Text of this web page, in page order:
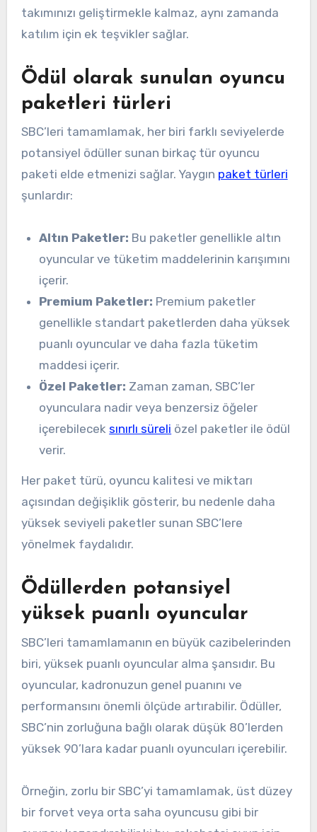
takımınızı geliştirmekle kalmaz, aynı zamanda
katılım için ek teşvikler sağlar.
Ödül olarak sunulan oyuncu
paketleri türleri
SBC’leri tamamlamak, her biri farklı seviyelerde
potansiyel ödüller sunan birkaç tür oyuncu
paketi elde etmenizi sağlar. Yaygın paket türleri
şunlardır:
Altın Paketler: Bu paketler genellikle altın
oyuncular ve tüketim maddelerinin karışımını
içerir.
Premium Paketler: Premium paketler
genellikle standart paketlerden daha yüksek
puanlı oyuncular ve daha fazla tüketim
maddesi içerir.
Özel Paketler: Zaman zaman, SBC’ler
oyunculara nadir veya benzersiz öğeler
içerebilecek sınırlı süreli özel paketler ile ödül
verir.
Her paket türü, oyuncu kalitesi ve miktarı
açısından değişiklik gösterir, bu nedenle daha
yüksek seviyeli paketler sunan SBC’lere
yönelmek faydalıdır.
Ödüllerden potansiyel
yüksek puanlı oyuncular
SBC’leri tamamlamanın en büyük cazibelerinden
biri, yüksek puanlı oyuncular alma şansıdır. Bu
oyuncular, kadronuzun genel puanını ve
performansını önemli ölçüde artırabilir. Ödüller,
SBC’nin zorluğuna bağlı olarak düşük 80’lerden
yüksek 90’lara kadar puanlı oyuncuları içerebilir.
Örneğin, zorlu bir SBC’yi tamamlamak, üst düzey
bir forvet veya orta saha oyuncusu gibi bir